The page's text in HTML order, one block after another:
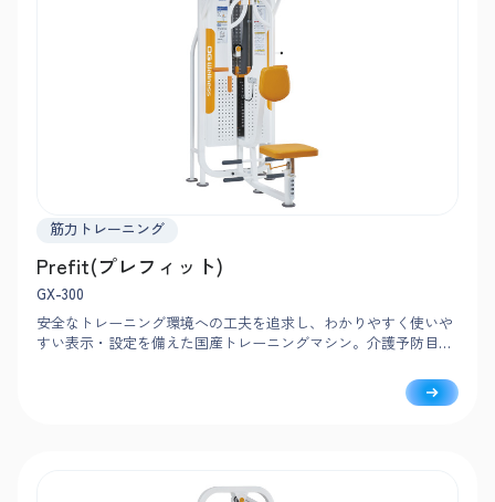
筋力トレーニング
Prefit(プレフィット)
GX-300
安全なトレーニング環境への工夫を追求し、わかりやすく使いや
すい表示・設定を備えた国産トレーニングマシン。介護予防目的